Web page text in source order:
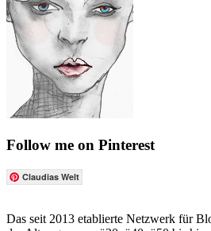
Follow me on Pinterest
Claudias Welt
Das seit 2013 etablierte Netzwerk für